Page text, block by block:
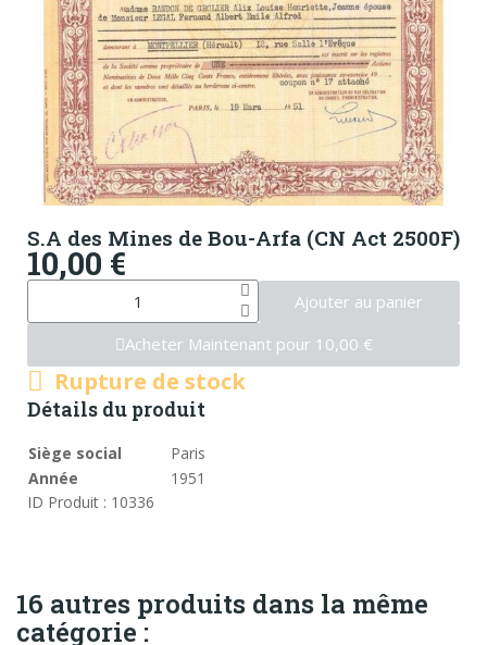
S.A des Mines de Bou-Arfa (CN Act 2500F)
10,00 €
Ajouter au panier
Acheter Maintenant pour 10,00 €
Rupture de stock
Détails du produit
Siège social
Paris
Année
1951
ID Produit : 10336
16 autres produits dans la même
catégorie :